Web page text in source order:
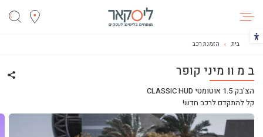
הכפתור משנה את צבעי הקונטרסט
בית הזמנת רכב
ב מ וו מיני קופר
הצ'בק 1.5 אוטומטי CLASSIC HUD
קל להתקדם לרכב חדש!